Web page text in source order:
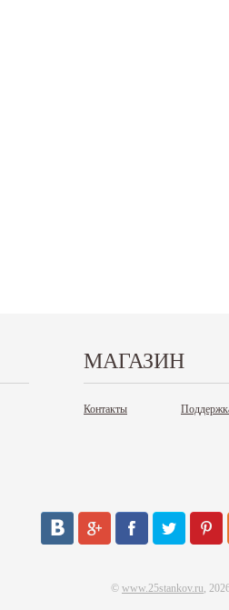
МАГАЗИН
Контакты
© www.25stankov.ru,